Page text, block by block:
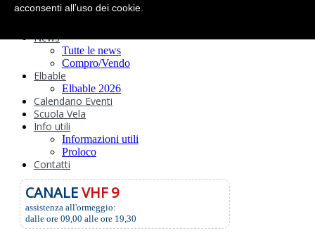
Safeguarding
News
Tutte le news
Compro/Vendo
Elbable
Elbable 2026
Calendario Eventi
Scuola Vela
Info utili
Informazioni utili
Proloco
Contatti
CANALEVHF 9
assistenza all'ormeggio:
dalle ore 09,00 alle ore 19,30
acconsenti all’uso dei cookie.